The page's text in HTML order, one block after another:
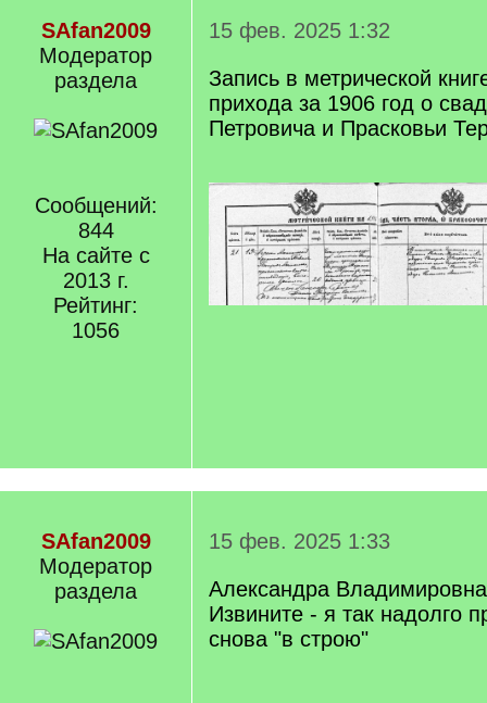
SAfan2009
Модератор
раздела
Сообщений:
844
На сайте с
2013 г.
Рейтинг:
1056
15 фев. 2025 1:32
Запись в метрической
прихода за 1906 год о
Петровича и Прасковьи
SAfan2009
Модератор
раздела
15 фев. 2025 1:33
Александра
Извините - я так надолго
снова "в строю"